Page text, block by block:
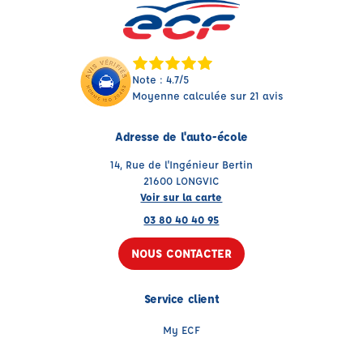
Note : 4.7/5
Moyenne calculée sur 21 avis
Adresse de l'auto-école
14, Rue de l'Ingénieur Bertin
21600 LONGVIC
Voir sur la carte
03 80 40 40 95
NOUS CONTACTER
Service client
My ECF